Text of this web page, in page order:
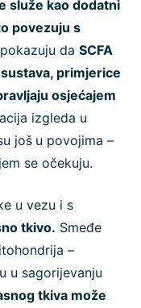
služe kao dodatni
povezuju s
da SCFA
primjerice
osjećajem
izgleda u
još u povojima –
se očekuju.
u vezu i s
tkivo. Smeđe
–
u sagorijevanju
tkiva može